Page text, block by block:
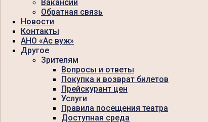
Вакансии
Обратная связь
Новости
Контакты
АНО «Ас вуж»
Другое
Зрителям
Вопросы и ответы
Покупка и возврат билетов
Прейскурант цен
Услуги
Правила посещения театра
Доступная среда